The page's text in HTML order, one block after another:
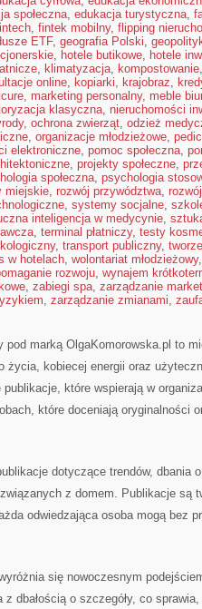
społeczna, edukacja turystyczna,
, fintek mobilny, flipping
ETF, geografia Polski,
, hotele butikowe, hotele
, klimatyzacja, kompostowanie
online, kopiarki, krajobraz,
, marketing personalny, meble
klasyczna, nieruchomości
, ochrona zwierząt, odzież
, organizacje młodzieżowe,
elektroniczne, pomoc społeczna,
, projekty społeczne,
społeczna, psychologia
miejskie, rozwój przywództwa,
, systemy socjalne,
inteligencja w medycynie,
, terminal płatniczy, testy
, transport publiczny,
w hotelach, wolontariat młodzieżowy
rozwoju, wynajem
, zabiegi spa, zarządzanie
, zarządzanie zmianami,
pod marką OlgaKomorowska.pl to
życia, kobiecej energii oraz
które wspierają w
które doceniają oryginalności
dotyczące trendów, dbania
z domem. Publikacje są
odwiedzająca osoba mogą bez
się nowoczesnym
z dbałością o szczegóły, co